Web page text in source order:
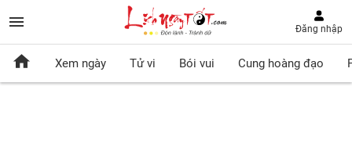
Đăng nhập
Xem ngày Tử vi Bói vui Cung hoàng đạo